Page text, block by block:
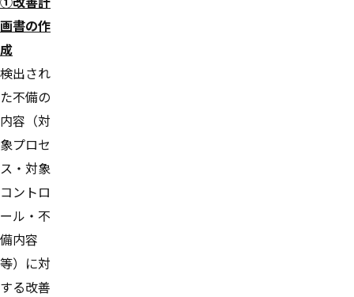
画書の作
成
検出され
た不備の
内容（対
象プロセ
ス・対象
コントロ
ール・不
備内容
等）に対
する改善